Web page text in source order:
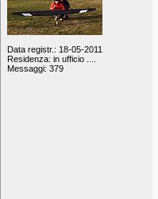
Data registr.: 18-05-2011
Residenza: in ufficio ....
Messaggi: 379